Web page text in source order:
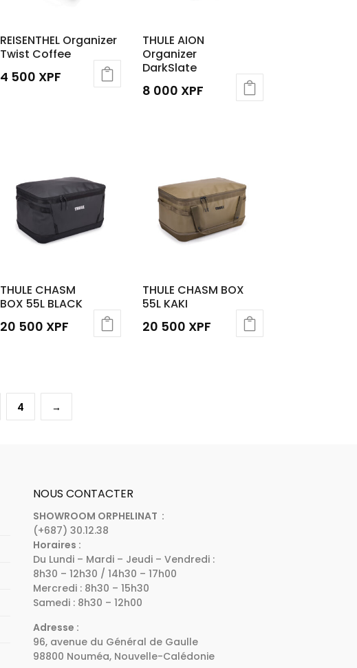
REISENTHEL Organizer
Twist Coffee
4 500 XPF
THULE AION
Organizer
DarkSlate
8 000 XPF
THULE CHASM
BOX 55L BLACK
20 500 XPF
THULE CHASM BOX
55L KAKI
20 500 XPF
4 →
NOUS CONTACTER
SHOWROOM ORPHELINAT :
(+687) 30.12.38
Horaires :
Du Lundi – Mardi – Jeudi – Vendredi :
8h30 – 12h30 / 14h30 – 17h00
Mercredi : 8h30 – 15h30
Samedi : 8h30 – 12h00
Adresse :
96, avenue du Général de Gaulle
98800 Nouméa, Nouvelle-Calédonie